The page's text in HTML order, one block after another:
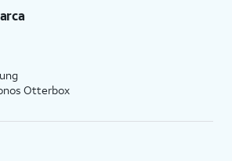
Otterbox